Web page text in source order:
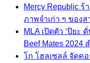
Mercy Republic ร้
ภาพจำเก่า ๆ ของ
MLA เปิดตัว ‘ปิยะ
Beef Mates 2024
โก โฮลเซลล์ จัดค